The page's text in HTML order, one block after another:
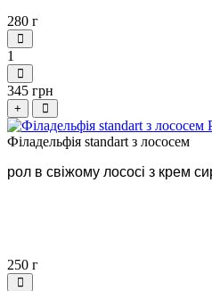
280 г
1
345 грн
+
Філадельфія standart з лососем
рол в свіжому лососі з крем
250 г